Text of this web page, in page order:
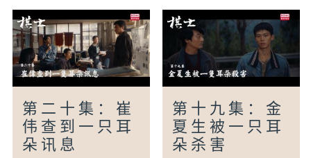
第二十集：崔
伟查到一只耳
朵讯息
第十九集：金
夏生被一只耳
朵杀害